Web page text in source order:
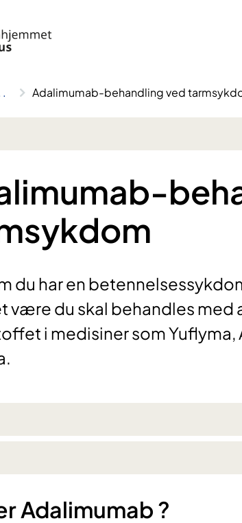
. Adalimumab-behandling ved
du har en
være du skal behandles
i medisiner som Yuflyma,
Adalimumab ?